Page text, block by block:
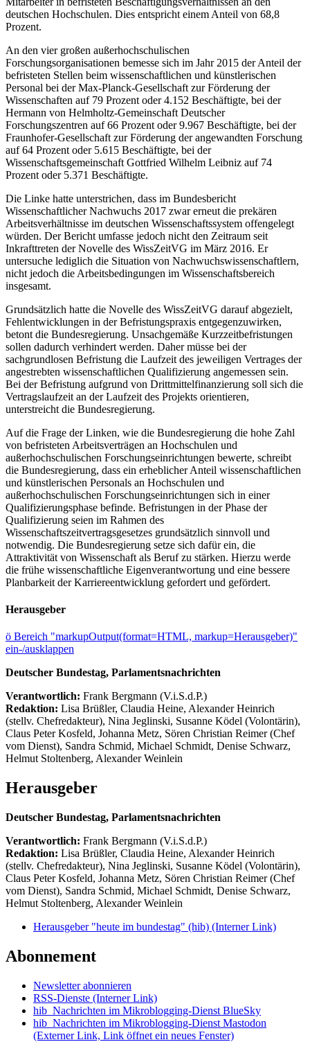
deutschen Hochschulen. Dies entspricht einem Anteil von 68,8
Prozent.
An den vier großen außerhochschulischen
Forschungsorganisationen bemesse sich im Jahr 2015 der Anteil der
befristeten Stellen beim wissenschaftlichen und künstlerischen
Personal bei der Max-Planck-Gesellschaft zur Förderung der
Wissenschaften auf 79 Prozent oder 4.152 Beschäftigte, bei der
Hermann von Helmholtz-Gemeinschaft Deutscher
Forschungszentren auf 66 Prozent oder 9.967 Beschäftigte, bei der
Fraunhofer-Gesellschaft zur Förderung der angewandten Forschung
auf 64 Prozent oder 5.615 Beschäftigte, bei der
Wissenschaftsgemeinschaft Gottfried Wilhelm Leibniz auf 74
Prozent oder 5.371 Beschäftigte.
Die Linke hatte unterstrichen, dass im Bundesbericht
Wissenschaftlicher Nachwuchs 2017 zwar erneut die prekären
Arbeitsverhältnisse im deutschen Wissenschaftssystem offengelegt
würden. Der Bericht umfasse jedoch nicht den Zeitraum seit
Inkrafttreten der Novelle des WissZeitVG im März 2016. Er
untersuche lediglich die Situation von Nachwuchswissenschaftlern,
nicht jedoch die Arbeitsbedingungen im Wissenschaftsbereich
insgesamt.
Grundsätzlich hatte die Novelle des WissZeitVG darauf abgezielt,
Fehlentwicklungen in der Befristungspraxis entgegenzuwirken,
betont die Bundesregierung. Unsachgemäße Kurzzeitbefristungen
sollen dadurch verhindert werden. Daher müsse bei der
sachgrundlosen Befristung die Laufzeit des jeweiligen Vertrages der
angestrebten wissenschaftlichen Qualifizierung angemessen sein.
Bei der Befristung aufgrund von Drittmittelfinanzierung soll sich die
Vertragslaufzeit an der Laufzeit des Projekts orientieren,
unterstreicht die Bundesregierung.
Auf die Frage der Linken, wie die Bundesregierung die hohe Zahl
von befristeten Arbeitsverträgen an Hochschulen und
außerhochschulischen Forschungseinrichtungen bewerte, schreibt
die Bundesregierung, dass ein erheblicher Anteil wissenschaftlichen
und künstlerischen Personals an Hochschulen und
außerhochschulischen Forschungseinrichtungen sich in einer
Qualifizierungsphase befinde. Befristungen in der Phase der
Qualifizierung seien im Rahmen des
Wissenschaftszeitvertragsgesetzes grundsätzlich sinnvoll und
notwendig. Die Bundesregierung setze sich dafür ein, die
Attraktivität von Wissenschaft als Beruf zu stärken. Hierzu werde
die frühe wissenschaftliche Eigenverantwortung und eine bessere
Planbarkeit der Karriereentwicklung gefordert und gefördert.
Herausgeber
ö Bereich "markupOutput(format=HTML, markup=Herausgeber)"
ein-/ausklappen
Deutscher Bundestag, Parlamentsnachrichten
Verantwortlich: Frank Bergmann (V.i.S.d.P.)
Redaktion: Lisa Brüßler, Claudia Heine, Alexander Heinrich
(stellv. Chefredakteur), Nina Jeglinski, Susanne Ködel (Volontärin),
Claus Peter Kosfeld, Johanna Metz, Sören Christian Reimer (Chef
vom Dienst), Sandra Schmid, Michael Schmidt, Denise Schwarz,
Helmut Stoltenberg, Alexander Weinlein
Herausgeber
Deutscher Bundestag, Parlamentsnachrichten
Verantwortlich: Frank Bergmann (V.i.S.d.P.)
Redaktion: Lisa Brüßler, Claudia Heine, Alexander Heinrich
(stellv. Chefredakteur), Nina Jeglinski, Susanne Ködel (Volontärin),
Claus Peter Kosfeld, Johanna Metz, Sören Christian Reimer (Chef
vom Dienst), Sandra Schmid, Michael Schmidt, Denise Schwarz,
Helmut Stoltenberg, Alexander Weinlein
Herausgeber "heute im bundestag" (hib) (Interner Link)
Abonnement
Newsletter abonnieren
RSS-Dienste (Interner Link)
hib_Nachrichten im Mikroblogging-Dienst BlueSky
hib_Nachrichten im Mikroblogging-Dienst Mastodon
(Externer Link, Link öffnet ein neues Fenster)